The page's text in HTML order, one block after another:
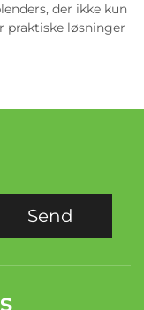
der ikke kun
praktiske løsninger
Send